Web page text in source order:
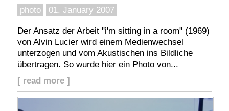
photo 01. January 2007
Der Ansatz der Arbeit "i'm sitting in a room" (1969)
von Alvin Lucier wird einem Medienwechsel
unterzogen und vom Akustischen ins Bildliche
übertragen. So wurde hier ein Photo von...
[ read more ]